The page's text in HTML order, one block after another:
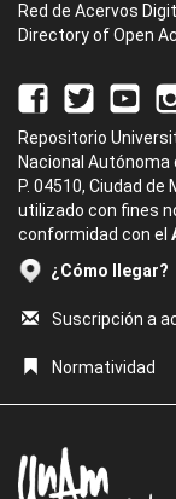
Red de Acervos
Directory of Open
Repositorio
Nacional Autónoma
P. 04510, Ciudad
utilizado con fines
conformidad con el
¿Cómo llegar?
Suscripción a
Normatividad